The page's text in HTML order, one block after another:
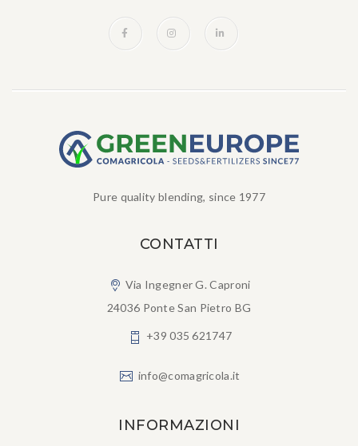
Pure quality blending, since 1977
CONTATTI
Via Ingegner G. Caproni
24036 Ponte San Pietro BG
+39 035 621747
info@comagricola.it
INFORMAZIONI